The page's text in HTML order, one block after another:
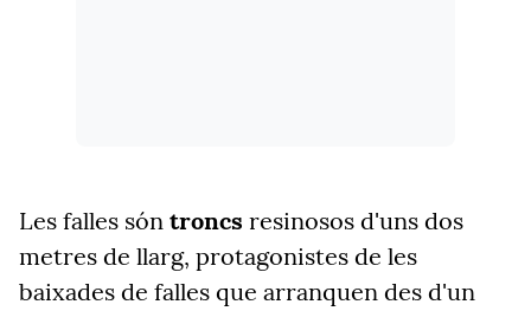
Les falles són troncs resinosos d'uns dos
metres de llarg, protagonistes de les
baixades de falles que arranquen des d'un